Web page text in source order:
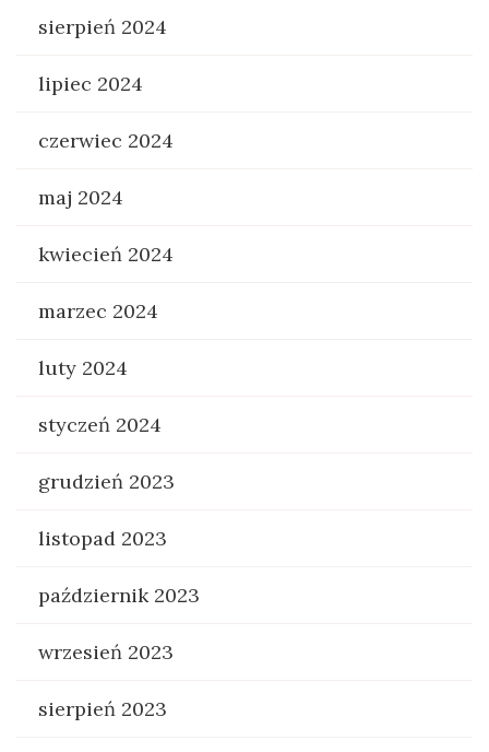
sierpień 2024
lipiec 2024
czerwiec 2024
maj 2024
kwiecień 2024
marzec 2024
luty 2024
styczeń 2024
grudzień 2023
listopad 2023
październik 2023
wrzesień 2023
sierpień 2023